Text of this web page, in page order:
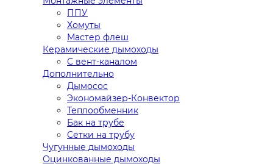
ППУ
Хомуты
Мастер флеш
Керамические дымоходы
С вент-каналом
Дополнительно
Дымосос
Экономайзер-Конвектор
Теплообменник
Бак на трубе
Сетки на трубу
Чугунные дымоходы
Оцинкованные дымоходы